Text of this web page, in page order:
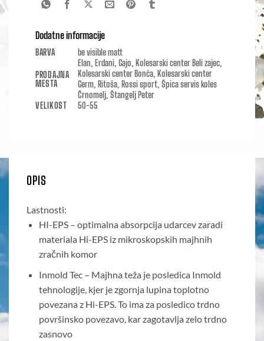
Dodatne informacije
BARVA be visible matt
PRODAJNA
MESTA
Elan, Erdani, Gajo, Kolesarski center Beli zajec,
Kolesarski center Bonča, Kolesarski center
Germ, Ritoša, Rossi sport, Špica servis koles
Črnomelj, Štangelj Peter
VELIKOST
50-55
OPIS
Lastnosti:
HI-EPS – optimalna absorpcija udarcev zaradi
materiala Hi-EPS iz mikroskopskih majhnih
zračnih komor
Inmold Tec – Majhna teža je posledica Inmold
tehnologije, kjer je zgornja lupina toplotno
povezana z Hi-EPS. To ima za posledico trdno
površinsko povezavo, kar zagotavlja zelo trdno
zasnovo